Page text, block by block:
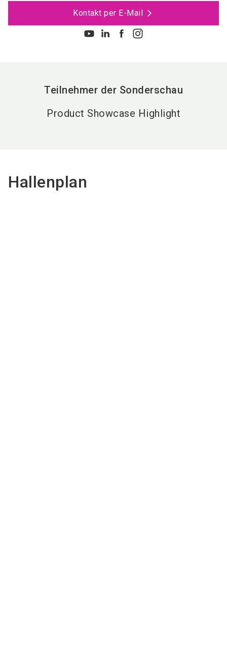
Kontakt per E-Mail
Teilnehmer der Sonderschau
Product Showcase Highlight
Hallenplan